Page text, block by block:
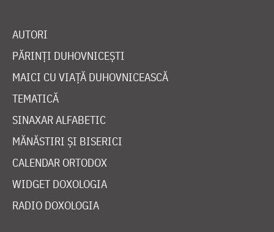
AUTORI
PĂRINȚI DUHOVNICEȘTI
MAICI CU VIAȚĂ DUHOVNICEASCĂ
TEMATICĂ
SINAXAR ALFABETIC
MĂNĂSTIRI ȘI BISERICI
CALENDAR ORTODOX
WIDGET DOXOLOGIA
RADIO DOXOLOGIA